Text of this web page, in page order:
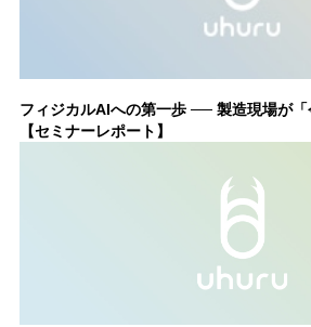
フィジカルAIへの第一歩 ── 製造現場が「
【セミナーレポート】